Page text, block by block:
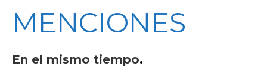
MENCIONES
En el mismo tiempo.